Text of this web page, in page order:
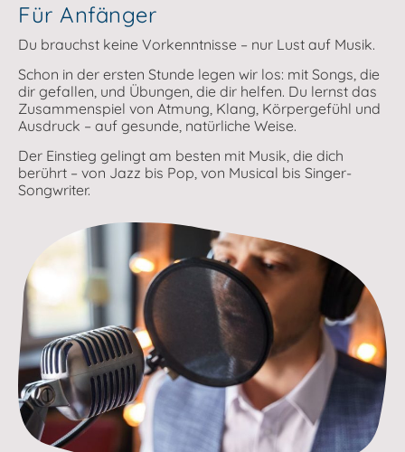
Für Anfänger
Du brauchst keine Vorkenntnisse – nur Lust auf Musik.
Schon in der ersten Stunde legen wir los: mit Songs, die
dir gefallen, und Übungen, die dir helfen. Du lernst das
Zusammenspiel von Atmung, Klang, Körpergefühl und
Ausdruck – auf gesunde, natürliche Weise.
Der Einstieg gelingt am besten mit Musik, die dich
berührt – von Jazz bis Pop, von Musical bis Singer-
Songwriter.